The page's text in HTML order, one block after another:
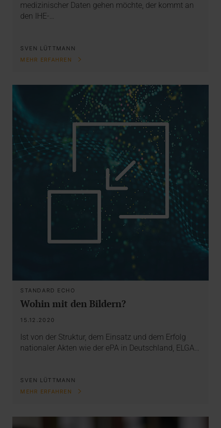
medizinischer Daten gehen möchte, der kommt an
den IHE-…
SVEN LÜTTMANN
MEHR ERFAHREN
STANDARD ECHO
Wohin mit den Bildern?
15.12.2020
Ist von der Struktur, dem Einsatz und dem Erfolg
nationaler Akten wie der ePA in Deutschland, ELGA…
SVEN LÜTTMANN
MEHR ERFAHREN